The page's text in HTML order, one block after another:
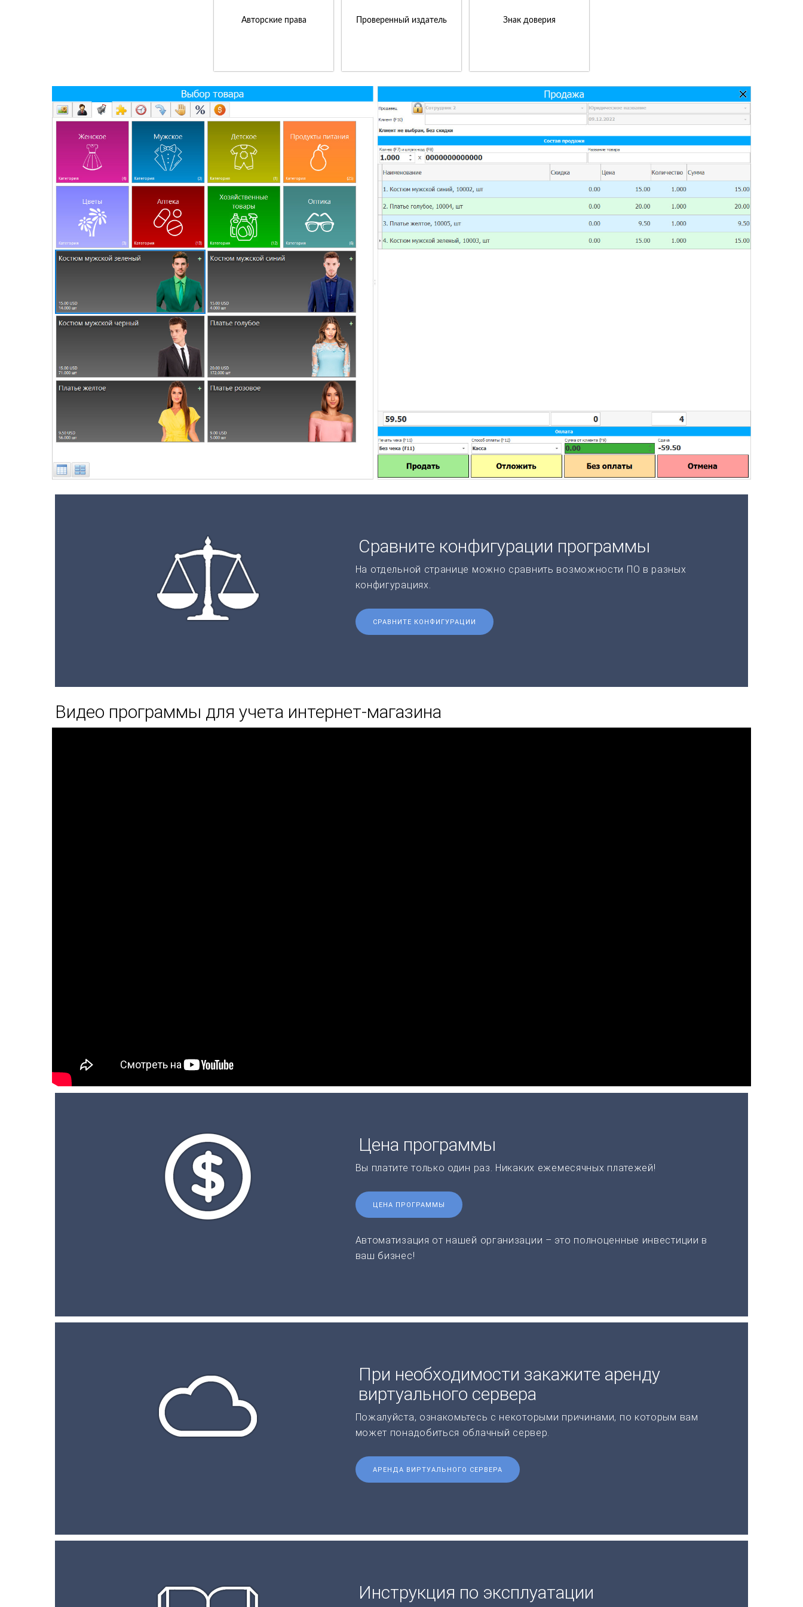
Авторские права Проверенный издатель Знак доверия
Сравните конфигурации программы
На отдельной странице можно сравнить возможности ПО в разных
конфигурациях.
СРАВНИТЕ КОНФИГУРАЦИИ
Видео программы для учета интернет-магазина
Цена программы
Вы платите только один раз. Никаких ежемесячных платежей!
ЦЕНА ПРОГРАММЫ
Автоматизация от нашей организации – это полноценные инвестиции в
ваш бизнес!
При необходимости закажите аренду
виртуального сервера
Пожалуйста, ознакомьтесь с некоторыми причинами, по которым вам
может понадобиться облачный сервер.
АРЕНДА ВИРТУАЛЬНОГО СЕРВЕРА
Инструкция по эксплуатации